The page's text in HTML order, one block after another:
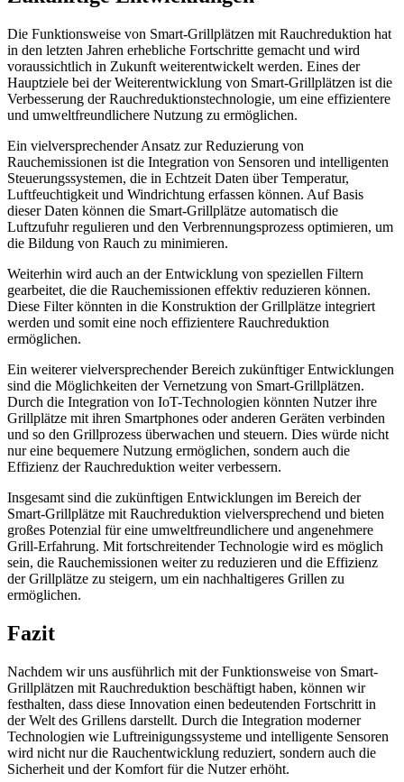
Die Funktionsweise von Smart-Grillplätzen mit Rauchreduktion hat
in den letzten Jahren erhebliche Fortschritte gemacht und wird
voraussichtlich in Zukunft weiterentwickelt werden. Eines der
Hauptziele bei der Weiterentwicklung von Smart-Grillplätzen ist die
Verbesserung der Rauchreduktionstechnologie, um eine effizientere
und umweltfreundlichere Nutzung zu ermöglichen.
Ein vielversprechender Ansatz zur Reduzierung von
Rauchemissionen ist die Integration von Sensoren und intelligenten
Steuerungssystemen, die in Echtzeit Daten über Temperatur,
Luftfeuchtigkeit und Windrichtung erfassen können. Auf Basis
dieser Daten können die Smart-Grillplätze automatisch die
Luftzufuhr regulieren und den Verbrennungsprozess optimieren, um
die Bildung von Rauch zu minimieren.
Weiterhin wird auch an der Entwicklung von speziellen Filtern
gearbeitet, die die Rauchemissionen effektiv reduzieren können.
Diese Filter könnten in die Konstruktion der Grillplätze integriert
werden und somit eine noch effizientere Rauchreduktion
ermöglichen.
Ein weiterer vielversprechender Bereich zukünftiger Entwicklungen
sind die Möglichkeiten der Vernetzung von Smart-Grillplätzen.
Durch die Integration von IoT-Technologien könnten Nutzer ihre
Grillplätze mit ihren Smartphones oder anderen Geräten verbinden
und so den Grillprozess überwachen und steuern. Dies würde nicht
nur eine bequemere Nutzung ermöglichen, sondern auch die
Effizienz der Rauchreduktion weiter verbessern.
Insgesamt sind die zukünftigen Entwicklungen im Bereich der
Smart-Grillplätze mit Rauchreduktion vielversprechend und bieten
großes Potenzial für eine umweltfreundlichere und angenehmere
Grill-Erfahrung. Mit fortschreitender Technologie wird es möglich
sein, die Rauchemissionen weiter zu reduzieren und die Effizienz
der Grillplätze zu steigern, um ein nachhaltigeres Grillen zu
ermöglichen.
Fazit
Nachdem wir uns ausführlich mit der Funktionsweise von Smart-
Grillplätzen mit Rauchreduktion beschäftigt haben, können wir
festhalten, dass diese Innovation einen bedeutenden Fortschritt in
der Welt des Grillens darstellt. Durch die Integration moderner
Technologien wie Luftreinigungssysteme und intelligente Sensoren
wird nicht nur die Rauchentwicklung reduziert, sondern auch die
Sicherheit und der Komfort für die Nutzer erhöht.